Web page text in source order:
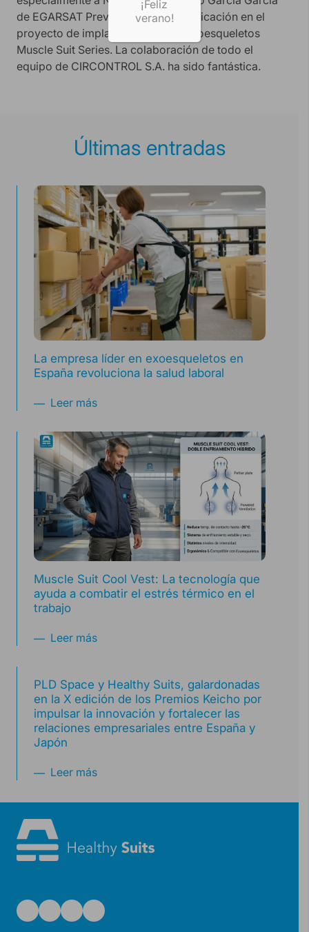
de EGARSAT Prevención por la implicación en el
proyecto de implantación de los exoesqueletos
Muscle Suit Series. La colaboración de todo el
equipo de CIRCONTROL S.A. ha sido fantástica.
Últimas entradas
La empresa líder en exoesqueletos en
España revoluciona la salud laboral
Leer más
Muscle Suit Cool Vest: La tecnología que
ayuda a combatir el estrés térmico en el
trabajo
Leer más
PLD Space y Healthy Suits, galardonadas
en la X edición de los Premios Keicho por
impulsar la innovación y fortalecer las
relaciones empresariales entre España y
Japón
Leer más
¡Feliz
verano!